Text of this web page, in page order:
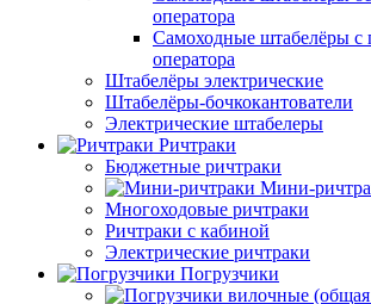
оператора
Самоходные штабелёры с
оператора
Штабелёры электрические
Штабелёры-бочкокантователи
Электрические штабелеры
Ричтраки
Бюджетные ричтраки
Мини-
Многоходовые ричтраки
Ричтраки с кабиной
Электрические ричтраки
Погрузчики